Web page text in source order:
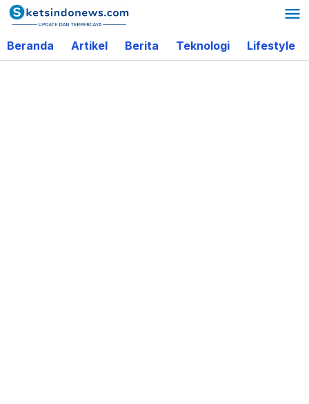
Lewati
ke
konten
Beranda Artikel Berita Teknologi Lifestyle